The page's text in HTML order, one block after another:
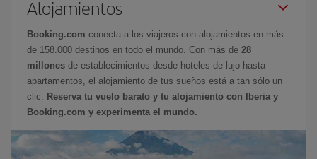
Alojamientos
Booking.com conecta a los viajeros con alojamientos en más
de 158.000 destinos en todo el mundo. Con más de 28
millones de establecimientos desde hoteles de lujo hasta
apartamentos, el alojamiento de tus sueños está a tan sólo un
clic.
Reserva tu vuelo barato y tu alojamiento con Iberia y
Booking.com y experimenta el mundo.